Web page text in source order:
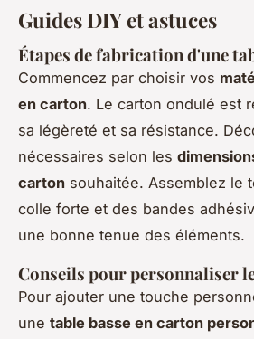
Guides DIY et astuces
Étapes de fabrication d'une
Commencez par choisir vos
en carton. Le carton ondulé est
sa légèreté et sa résistance.
nécessaires selon les
carton souhaitée. Assemblez le
colle forte et des bandes
une bonne tenue des éléments.
Conseils pour personnaliser
Pour ajouter une touche
une table basse en carton